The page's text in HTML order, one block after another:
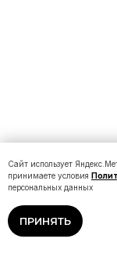
Сайт использует
принимаете условия
персональных данных
ПРИНЯТЬ